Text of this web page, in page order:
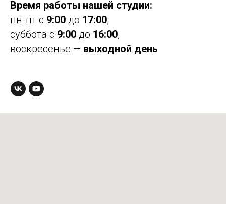
Время работы нашей студии:
пн-пт с 9:00 до 17:00,
суббота с 9:00 до 16:00,
воскресенье — выходной день